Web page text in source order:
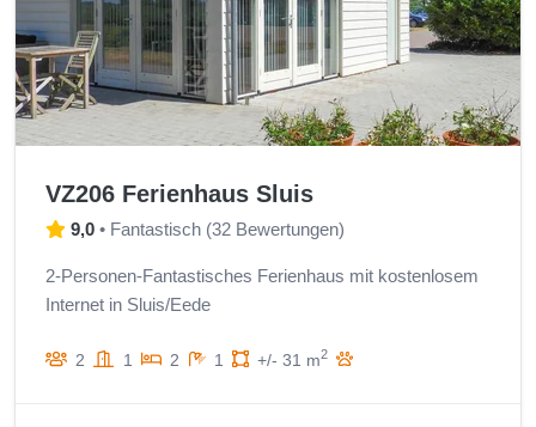
VZ206 Ferienhaus Sluis
9,0 • Fantastisch (32 Bewertungen)
2-Personen-Fantastisches Ferienhaus mit kostenlosem
Internet in Sluis/Eede
2 1 2 1 +/- 31 m2